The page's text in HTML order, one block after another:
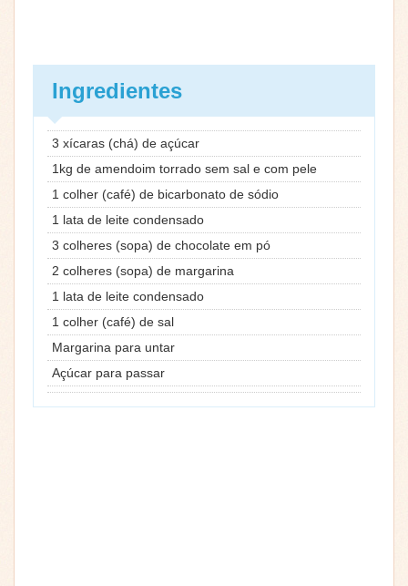
Ingredientes
3 xícaras (chá) de açúcar
1kg de amendoim torrado sem sal e com pele
1 colher (café) de bicarbonato de sódio
1 lata de leite condensado
3 colheres (sopa) de chocolate em pó
2 colheres (sopa) de margarina
1 lata de leite condensado
1 colher (café) de sal
Margarina para untar
Açúcar para passar